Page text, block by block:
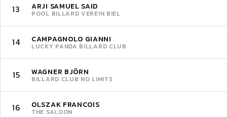
13 ARJI SAMUEL SAID
POOL BILLARD VEREIN BIEL
14 CAMPAGNOLO GIANNI
LUCKY PANDA BILLARD CLUB
15 WAGNER BJÖRN
BILLARD CLUB NO LIMITS
16 OLSZAK FRANCOIS
THE SALOON